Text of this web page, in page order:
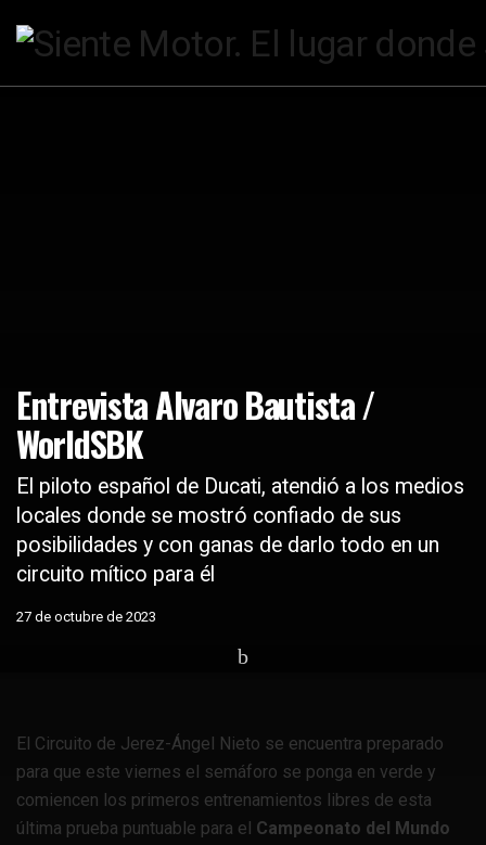
Entrevista Alvaro Bautista /
WorldSBK
El piloto español de Ducati, atendió a los medios
locales donde se mostró confiado de sus
posibilidades y con ganas de darlo todo en un
circuito mítico para él
27 de octubre de 2023
El Circuito de Jerez-Ángel Nieto se encuentra preparado
para que este viernes el semáforo se ponga en verde y
comiencen los primeros entrenamientos libres de esta
última prueba puntuable para el Campeonato del Mundo